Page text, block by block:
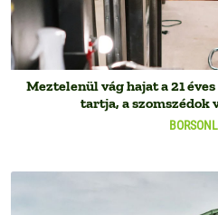
Meztelenül vág hajat a 21
tartja, a szomszédok